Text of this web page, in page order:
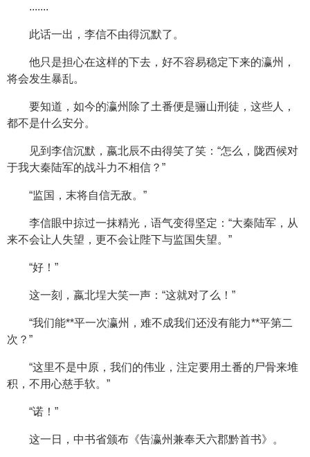
.......
此话一出，李信不由得沉默了。
他只是担心在这样的下去，好不容易稳定下来的瀛州，
将会发生暴乱。
要知道，如今的瀛州除了土番便是骊山刑徒，这些人，
都不是什么安分。
见到李信沉默，嬴北辰不由得笑了笑：“怎么，陇西候对
于我大秦陆军的战斗力不相信？”
“监国，末将自信无敌。”
李信眼中掠过一抹精光，语气变得坚定：“大秦陆军，从
来不会让人失望，更不会让陛下与监国失望。”
“好！”
这一刻，嬴北埕大笑一声：“这就对了么！”
“我们能**平一次瀛州，难不成我们还没有能力**平第二
次？”
“这里不是中原，我们的伟业，注定要用土番的尸骨来堆
积，不用心慈手软。”
“诺！”
这一日，中书省颁布《告瀛州兼奉天六郡黔首书》。